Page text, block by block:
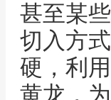
甚至某
切入方
硬，利
黄龙，